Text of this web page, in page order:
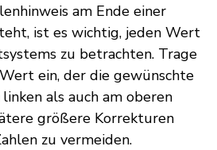
am Ende einer
ist es wichtig, jeden Wert
zu betrachten. Trage
ein, der die gewünschte
als auch am oberen
größere Korrekturen
zu vermeiden.